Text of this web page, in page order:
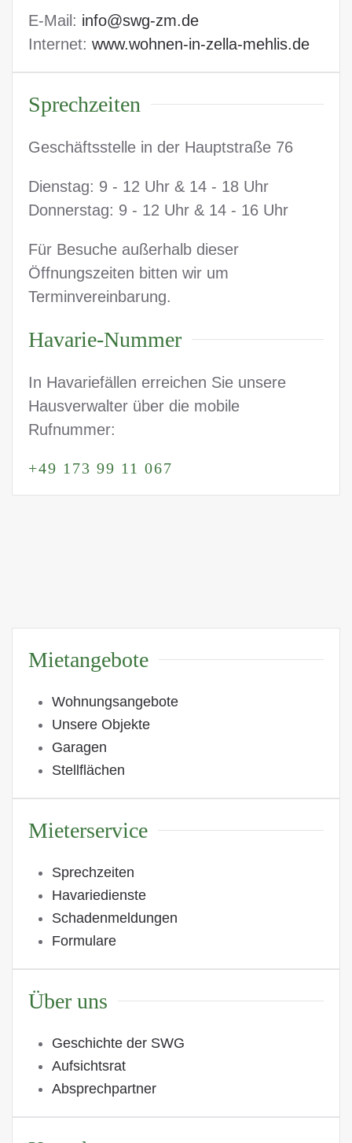
E-Mail: info@swg-zm.de
Internet: www.wohnen-in-zella-mehlis.de
Sprechzeiten
Geschäftsstelle in der Hauptstraße 76
Dienstag: 9 - 12 Uhr & 14 - 18 Uhr
Donnerstag: 9 - 12 Uhr & 14 - 16 Uhr
Für Besuche außerhalb dieser
Öffnungszeiten bitten wir um
Terminvereinbarung.
Havarie-Nummer
In Havariefällen erreichen Sie unsere
Hausverwalter über die mobile
Rufnummer:
+49 173 99 11 067
Mietangebote
Wohnungsangebote
Unsere Objekte
Garagen
Stellflächen
Mieterservice
Sprechzeiten
Havariedienste
Schadenmeldungen
Formulare
Über uns
Geschichte der SWG
Aufsichtsrat
Absprechpartner